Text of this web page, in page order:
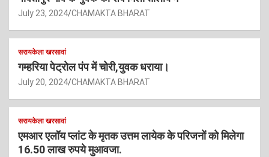
July 23, 2024 CHAMAKTA BHARAT
सरायकेला खरसावां
गम्हरिया पेट्रोल पंप में चोरी,युवक धराया।
July 20, 2024 CHAMAKTA BHARAT
सरायकेला खरसावां
एमआर एलॉय प्लांट के मृतक उत्तम लायेक के परिजनों को मिलेगा
16.50 लाख रुपये मुआवजा.